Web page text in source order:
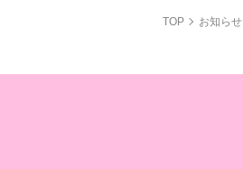
TOP お知らせ